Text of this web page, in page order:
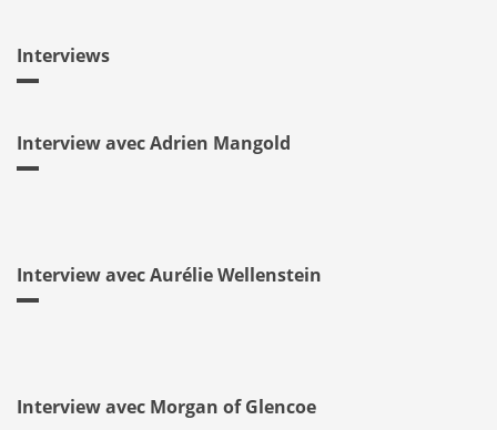
Interviews
Interview avec Adrien Mangold
Interview avec Aurélie Wellenstein
Interview avec Morgan of Glencoe